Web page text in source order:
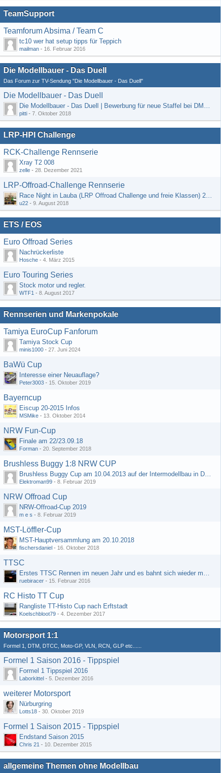
TeamSupport
Teamforum Absima / Team C
tc10 wer hat setup tipps für Teppich
mailman - 16. Februar 2016
Die Modellbauer - Das Duell
Das Forum zur TV-Sendung "Die Modellbauer - Das Duell"
Die Modellbauer - Das Duell
Die Modellbauer - Das Duell | Bewerbung für neue Staffel bei DMAX *Werbung*
pitti - 7. Oktober 2018
LRP-HPI Challenge
RCK-Challenge Rennserie
Xray T2 008
zelle - 28. Dezember 2021
LRP-Offroad-Challenge Rennserie
Race Night in Lauba (LRP Offroad Challenge und freie Klassen) 25/26.08
u22 - 9. August 2018
ETS / EOS
Euro Offroad Series
Nachrückerliste
Hosche - 4. März 2015
Euro Touring Series
Stock motor und regler.
WTF1 - 8. August 2017
Rennserien und Markenpokale
Tamiya EuroCup Fanforum
Tamiya Stock Cup
minis1000 - 27. Juni 2024
BaWü Cup
Interesse einer Neuauflage?
Peter3003 - 15. Oktober 2019
Bayerncup
Eiscup 20-2015 Infos
MSMike - 13. Oktober 2014
NRW Fun-Cup
Finale am 22/23.09.18
Forman - 20. September 2018
Brushless Buggy 1:8 NRW CUP
Brushless Buggy Cup am 10.04.2013 auf der Intermodellbau in Dortmund
Elektroman99 - 8. Februar 2019
NRW Offroad Cup
NRW-Offroad-Cup 2019
m e s - 8. Februar 2019
MST-Löffler-Cup
MST-Hauptversammlung am 20.10.2018
fischersdaniel - 16. Oktober 2018
TTSC
Erstes TTSC Rennen im neuen Jahr und es bahnt sich wieder mal eine Rekordteilnehmerzahl an
ruebiracer - 15. Februar 2016
RC Histo TT Cup
Rangliste TT-Histo Cup nach Erftstadt
Koelschbloot79 - 4. Dezember 2017
Motorsport 1:1
Formel 1, DTM, DTCC, Moto-GP, VLN, RCN, GLP etc......
Formel 1 Saison 2016 - Tippspiel
Formel 1 Tippspiel 2016
Laborkittel - 5. Dezember 2016
weiterer Motorsport
Nürburgring
Lotts18 - 30. Oktober 2019
Formel 1 Saison 2015 - Tippspiel
Endstand Saison 2015
Chris 21 - 10. Dezember 2015
allgemeine Themen ohne Modellbau